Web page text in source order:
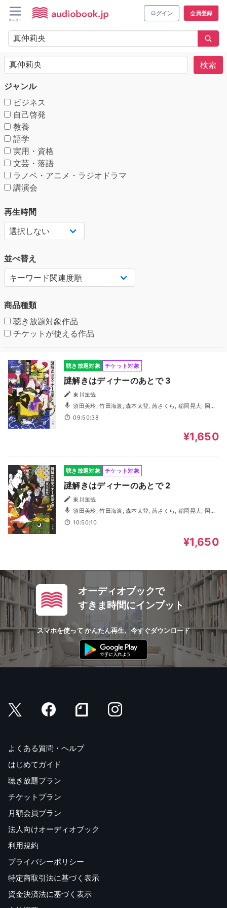
ログイン 会員登録
検索
ジャンル
ビジネス
自己啓発
教養
語学
実用・資格
文芸・落語
ラノベ・アニメ・ラジオドラマ
講演会
再生時間
並べ替え
商品種類
聴き放題対象作品
チケットが使える作品
聴き放題対象 チケット対象
謎解きはディナーのあとで 3
東川篤哉
須田美玲, 竹田海渡, 森本太登, 茜さくら, 稲岡晃大, 岡本
綾香, 竹内大生, 長谷川禄, 藤澤奨, 真仲莉央, 山本悠有希, 富
岡佑介09:50:38
¥1,650
聴き放題対象 チケット対象
謎解きはディナーのあとで 2
東川篤哉
須田美玲, 竹田海渡, 森本太登, 茜さくら, 稲岡晃大, 岡本
綾香, 竹内大生, 長谷川禄, 藤澤奨, 真仲莉央, 山本悠有希, 富
岡佑介10:50:10
¥1,650
オーディオブックで
すきま時間にインプット
スマホを使って かんたん再生、今すぐダウンロード
よくある質問・ヘルプ
はじめてガイド
聴き放題プラン
チケットプラン
月額会員プラン
法人向けオーディオブック
利用規約
プライバシーポリシー
特定商取引法に基づく表示
資金決済法に基づく表示